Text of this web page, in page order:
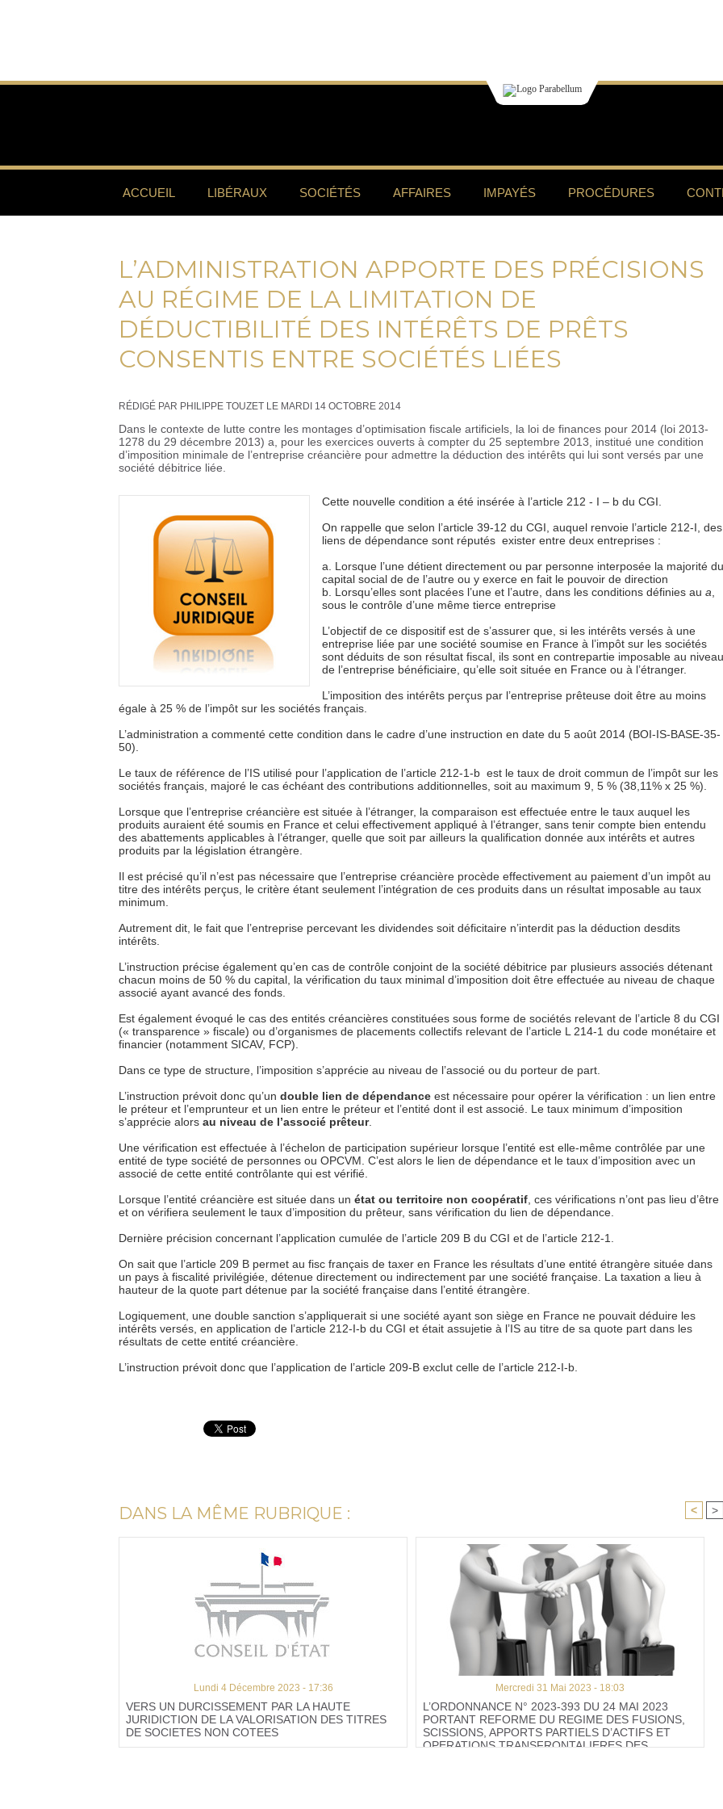
ACCUEIL LIBÉRAUX SOCIÉTÉS AFFAIRES IMPAYÉS PROCÉDURES
L’ADMINISTRATION APPORTE DES PRÉCISIONS
AU RÉGIME DE LA LIMITATION DE
DÉDUCTIBILITÉ DES INTÉRÊTS DE PRÊTS
CONSENTIS ENTRE SOCIÉTÉS LIÉES
RÉDIGÉ PAR PHILIPPE TOUZET LE MARDI 14 OCTOBRE 2014
Dans le contexte de lutte contre les montages d’optimisation fiscale artificiels, la loi de finances pour 2014 (loi 2013-
1278 du 29 décembre 2013) a, pour les exercices ouverts à compter du 25 septembre 2013, institué une condition
d’imposition minimale de l’entreprise créancière pour admettre la déduction des intérêts qui lui sont versés par une
société débitrice liée.
Cette nouvelle condition a été insérée à l’article 212 - I – b du CGI.
On rappelle que selon l’article 39-12 du CGI, auquel renvoie l’article 212-I, des
liens de dépendance sont réputés exister entre deux entreprises :
Lorsque l’une détient directement ou par personne interposée la majorité du
capital social de de l’autre ou y exerce en fait le pouvoir de direction
Lorsqu’elles sont placées l’une et l’autre, dans les conditions définies au a
sous le contrôle d’une même tierce entreprise
L’objectif de ce dispositif est de s’assurer que, si les intérêts versés à une
entreprise liée par une société soumise en France à l’impôt sur les sociétés
sont déduits de son résultat fiscal, ils sont en contrepartie imposable au niveau
de l’entreprise bénéficiaire, qu’elle soit située en France ou à l’étranger.
L’imposition des intérêts perçus par l’entreprise prêteuse doit être au moins
égale à 25 % de l’impôt sur les sociétés français.
L’administration a commenté cette condition dans le cadre d’une instruction en date du 5 août 2014 (BOI-IS-BASE-35-
50).
Le taux de référence de l’IS utilisé pour l’application de l’article 212-1-b est le taux de droit commun de l’impôt sur les
sociétés français, majoré le cas échéant des contributions additionnelles, soit au maximum 9, 5 % (38,11% x 25 %).
Lorsque que l’entreprise créancière est située à l’étranger, la comparaison est effectuée entre le taux auquel les
produits auraient été soumis en France et celui effectivement appliqué à l’étranger, sans tenir compte bien entendu
des abattements applicables à l’étranger, quelle que soit par ailleurs la qualification donnée aux intérêts et autres
produits par la législation étrangère.
Il est précisé qu’il n’est pas nécessaire que l’entreprise créancière procède effectivement au paiement d’un impôt au
titre des intérêts perçus, le critère étant seulement l’intégration de ces produits dans un résultat imposable au taux
minimum.
Autrement dit, le fait que l’entreprise percevant les dividendes soit déficitaire n’interdit pas la déduction desdits
intérêts.
L’instruction précise également qu’en cas de contrôle conjoint de la société débitrice par plusieurs associés détenant
chacun moins de 50 % du capital, la vérification du taux minimal d’imposition doit être effectuée au niveau de chaque
associé ayant avancé des fonds.
Est également évoqué le cas des entités créancières constituées sous forme de sociétés relevant de l’article 8 du CGI
(« transparence » fiscale) ou d’organismes de placements collectifs relevant de l’article L 214-1 du code monétaire et
financier (notamment SICAV, FCP).
Dans ce type de structure, l’imposition s’apprécie au niveau de l’associé ou du porteur de part.
L’instruction prévoit donc qu’un double lien de dépendance est nécessaire pour opérer la vérification : un lien entre
le préteur et l’emprunteur et un lien entre le préteur et l’entité dont il est associé. Le taux minimum d’imposition
s’apprécie alors au niveau de l’associé prêteur.
Une vérification est effectuée à l’échelon de participation supérieur lorsque l’entité est elle-même contrôlée par une
entité de type société de personnes ou OPCVM. C’est alors le lien de dépendance et le taux d’imposition avec un
associé de cette entité contrôlante qui est vérifié.
Lorsque l’entité créancière est située dans un état ou territoire non coopératif , ces vérifications n’ont pas lieu d’être
et on vérifiera seulement le taux d’imposition du prêteur, sans vérification du lien de dépendance.
Dernière précision concernant l’application cumulée de l’article 209 B du CGI et de l’article 212-1.
On sait que l’article 209 B permet au fisc français de taxer en France les résultats d’une entité étrangère située dans
un pays à fiscalité privilégiée, détenue directement ou indirectement par une société française. La taxation a lieu à
hauteur de la quote part détenue par la société française dans l’entité étrangère.
Logiquement, une double sanction s’appliquerait si une société ayant son siège en France ne pouvait déduire les
intérêts versés, en application de l’article 212-I-b du CGI et était assujetie à l’IS au titre de sa quote part dans les
résultats de cette entité créancière.
L’instruction prévoit donc que l’application de l’article 209-B exclut celle de l’article 212-I-b.
DANS LA MÊME RUBRIQUE : < >
Lundi 4 Décembre 2023 - 17:36
VERS UN DURCISSEMENT PAR LA HAUTE
JURIDICTION DE LA VALORISATION DES TITRES
DE SOCIETES NON COTEES
Mercredi 31 Mai 2023 - 18:03
L’ORDONNANCE N° 2023-393 DU 24 MAI 2023
PORTANT REFORME DU REGIME DES FUSIONS,
SCISSIONS, APPORTS PARTIELS D’ACTIFS ET
OPERATIONS TRANSFRONTALIERES DES